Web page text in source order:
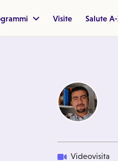
Visite Salute
Videovisita